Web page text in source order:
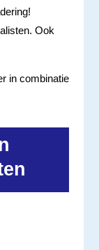
Ook
in combinatie